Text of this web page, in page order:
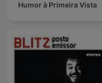
Humor à Primeira Vista